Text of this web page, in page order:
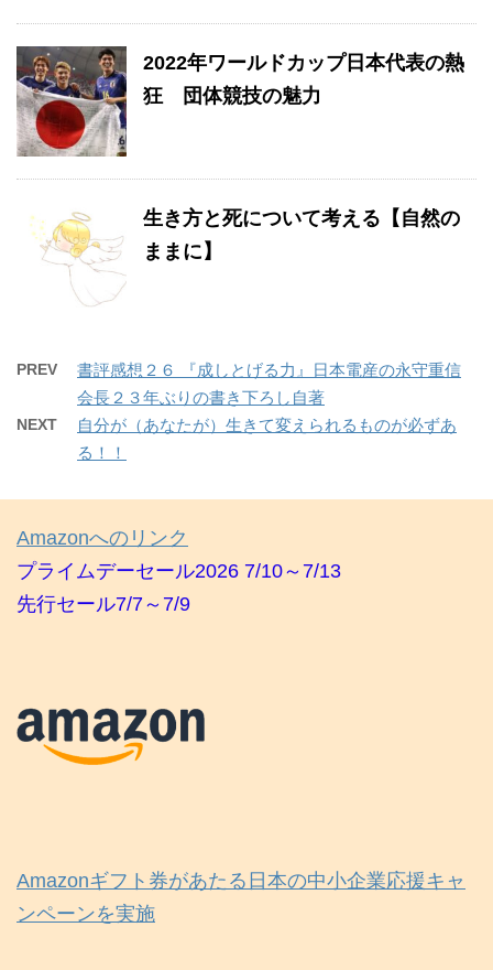
2022年ワールドカップ日本代表の熱
狂 団体競技の魅力
生き方と死について考える【自然の
ままに】
PREV
書評感想２６ 『成しとげる力』日本電産の永守重信
会長２３年ぶりの書き下ろし自著
NEXT
自分が（あなたが）生きて変えられるものが必ずあ
る！！
Amazonへのリンク
プライムデーセール2026 7/10～7/13
先行セール7/7～7/9
Amazonギフト券があたる日本の中小企業応援キャ
ンペーンを実施